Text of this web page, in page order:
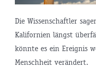
Die Wissenschaftler
Kalifornien längst
könnte es ein Ereignis
Menschheit verändert.